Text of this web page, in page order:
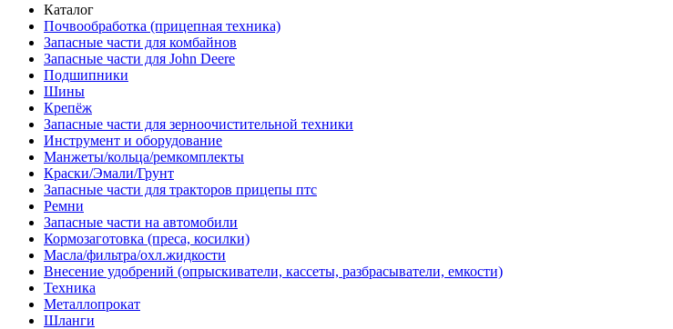
Каталог
Почвообработка (прицепная техника)
Запасные части для комбайнов
Запасные части для John Deere
Подшипники
Шины
Крепёж
Запасные части для зерноочистительной техники
Инструмент и оборудование
Манжеты/кольца/ремкомплекты
Краски/Эмали/Грунт
Запасные части для тракторов прицепы птс
Ремни
Запасные части на автомобили
Кормозаготовка (преса, косилки)
Масла/фильтра/охл.жидкости
Внесение удобрений (опрыскиватели, кассеты, разбрасыватели, емкости)
Техника
Металлопрокат
Шланги